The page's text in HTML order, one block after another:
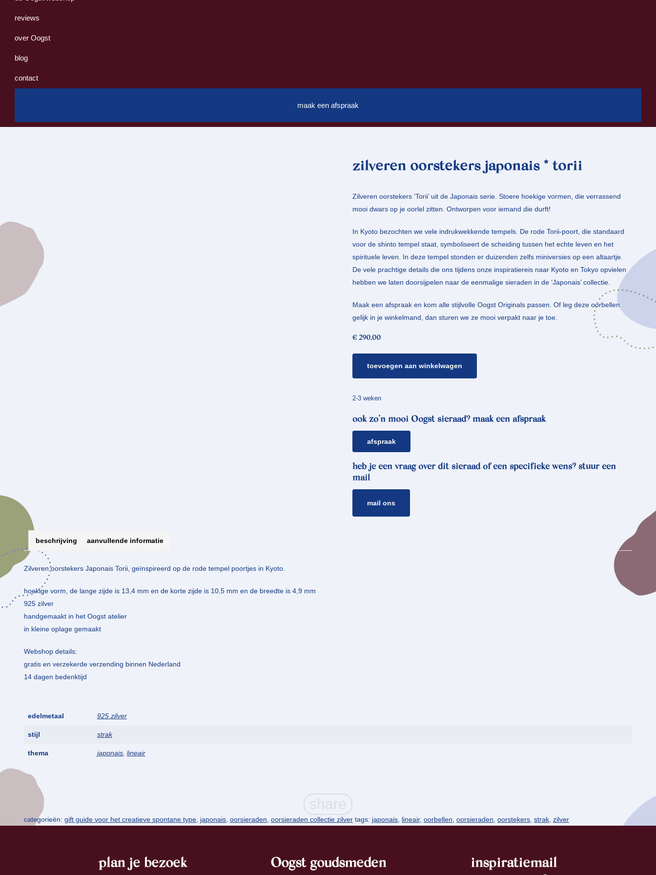
reviews
over Oogst
blog
contact
maak een afspraak
zilveren oorstekers japonais * torii
Zilveren oorstekers ‘Torii’ uit de Japonais serie. Stoere hoekige vormen, die verrassend
mooi dwars op je oorlel zitten. Ontworpen voor iemand die durft!
In Kyoto bezochten we vele indrukwekkende tempels. De rode Torii-poort, die standaard
voor de shinto tempel staat, symboliseert de scheiding tussen het echte leven en het
spirituele leven. In deze tempel stonden er duizenden zelfs miniversies op een altaartje.
De vele prachtige details die ons tijdens onze inspiratiereis naar Kyoto en Tokyo opvielen
hebben we laten doorsijpelen naar de eenmalige sieraden in de ‘Japonais’ collectie.
Maak een afspraak en kom alle stijlvolle Oogst Originals passen. Of leg deze oorbellen
gelijk in je winkelmand, dan sturen we ze mooi verpakt naar je toe.
€ 290,00
*
aantal
toevoegen aan winkelwagen
2-3 weken
ook zo’n mooi Oogst sieraad? maak een afspraak
afspraak
heb je een vraag over dit sieraad of een specifieke wens? stuur een
mail
mail ons
beschrijving aanvullende informatie
Zilveren oorstekers Japonais Torii, geïnspireerd op de rode tempel poortjes in Kyoto.
hoekige vorm, de lange zijde is 13,4 mm en de korte zijde is 10,5 mm en de breedte is 4,9 mm
925 zilver
handgemaakt in het Oogst atelier
in kleine oplage gemaakt
Webshop details:
gratis en verzekerde verzending binnen Nederland
14 dagen bedenktijd
edelmetaal 925 zilver
stijl strak
thema japonais lineair
categorieën: gift guide voor het creatieve spontane type japonais oorsieraden oorsieraden collectie zilver tags: japonais lineair, oorbellen oorsieraden oorstekers strak zilver
plan je bezoek Oogst goudsmeden
inspiratiemail